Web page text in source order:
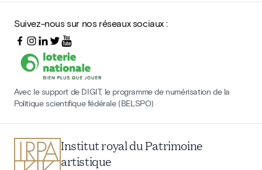
Suivez-nous sur nos réseaux sociaux :
Avec le support de DIGIT, le programme de numérisation de la
Politique scientifique fédérale (BELSPO)
Institut royal du Patrimoine
artistique